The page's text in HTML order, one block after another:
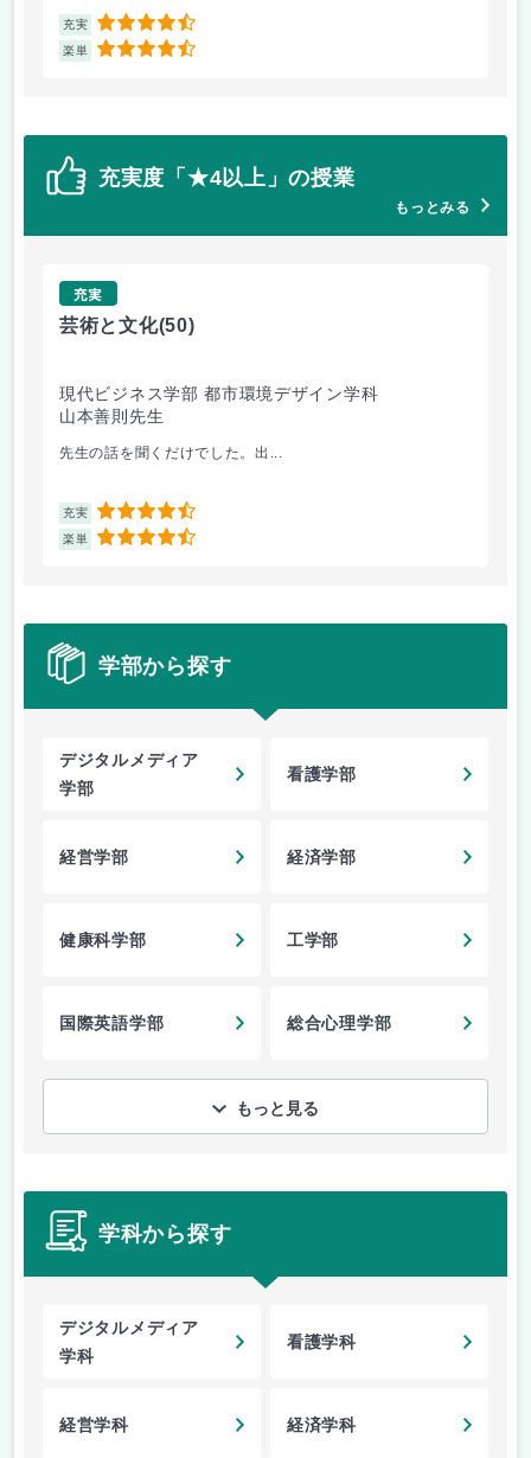
充実 4.5
楽単 4.5
充実度「★4以上」の授業
もっとみる
充実
芸術と文化(50)
現代ビジネス学部 都市環境デザイン学科
山本善則先生
先生の話を聞くだけでした。出...
充実 4.5
楽単 4.5
学部から探す
デジタルメディア
学部
看護学部
経営学部 経済学部
健康科学部 工学部
国際英語学部 総合心理学部
もっと見る
学科から探す
デジタルメディア
学科
看護学科
経営学科 経済学科